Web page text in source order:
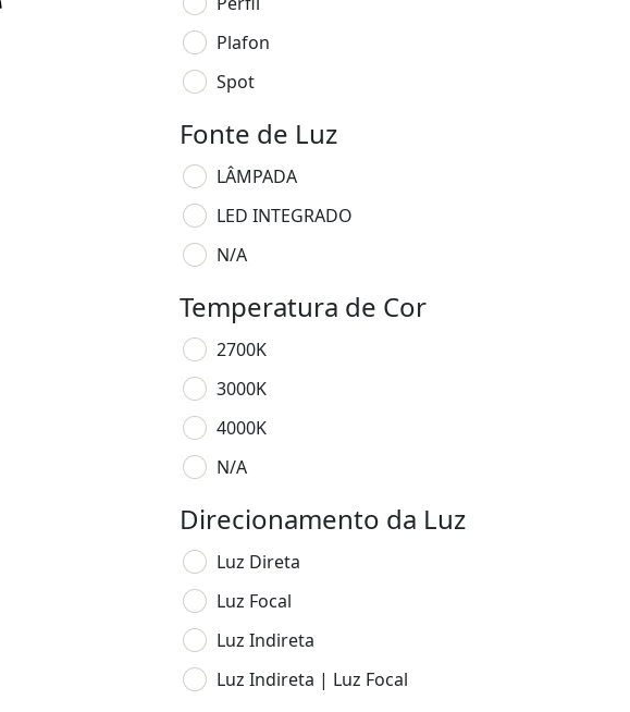
Plafon
Spot
Fonte de Luz
LÂMPADA
LED INTEGRADO
N/A
Temperatura de Cor
2700K
3000K
4000K
N/A
Direcionamento da Luz
Luz Direta
Luz Focal
Luz Indireta
Luz Indireta | Luz Focal